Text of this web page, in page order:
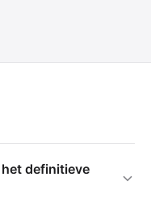
het definitieve